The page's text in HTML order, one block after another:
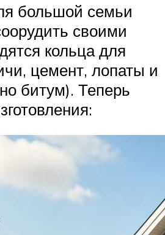
большой семьи
своими
кольца для
цемент, лопаты и
битум). Теперь